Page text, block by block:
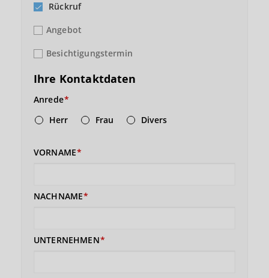
Rückruf
Angebot
Besichtigungstermin
Ihre Kontaktdaten
Anrede
Herr
Frau Divers
VORNAME
NACHNAME
UNTERNEHMEN